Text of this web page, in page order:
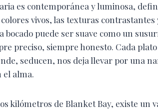
es contemporánea y luminosa,
vivos, las texturas
bocado puede ser suave como un
preciso, siempre honesto. Cada
seducen, nos deja llevar por una
alma.
kilómetros de Blanket Bay, existe un